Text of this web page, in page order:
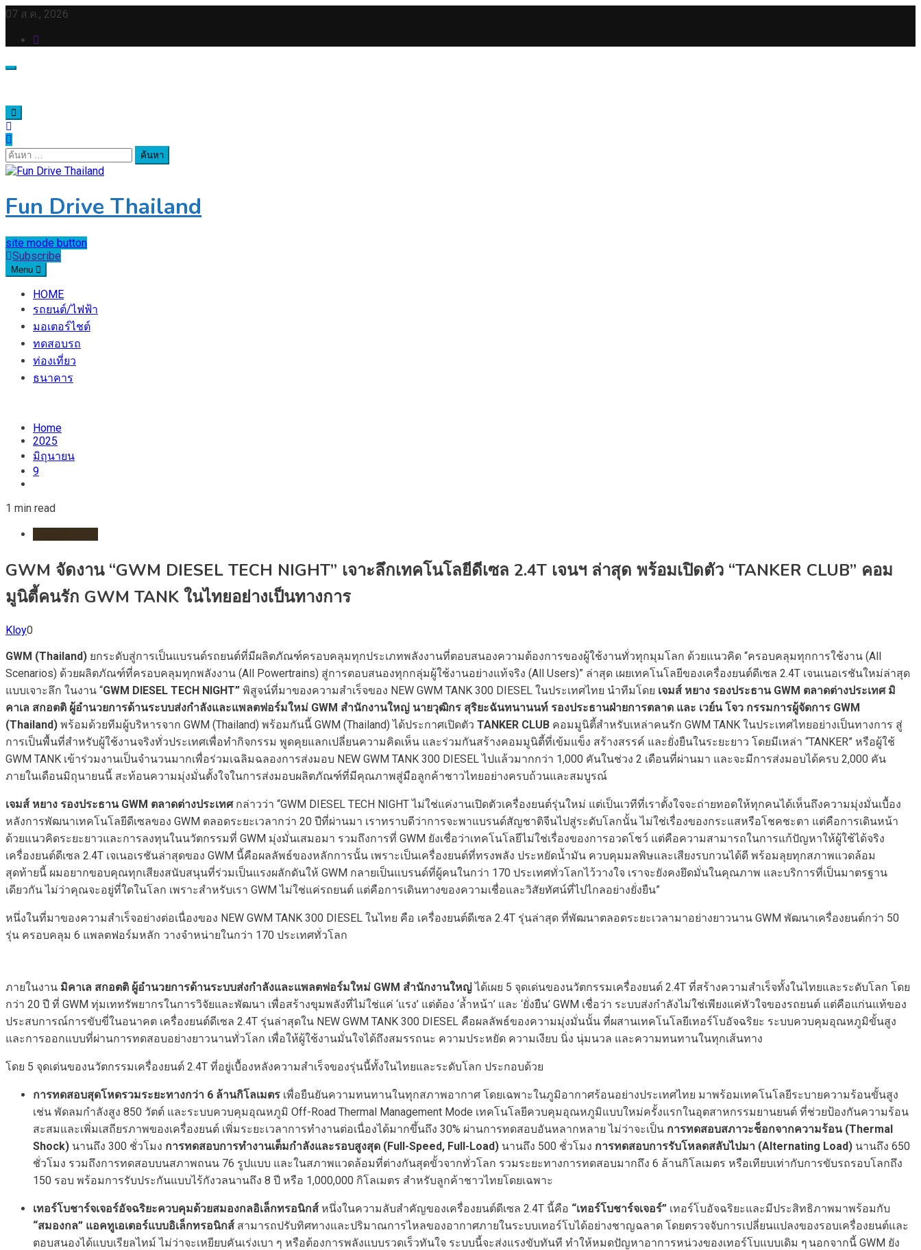
Skip
content
07 ส.ค., 2026
ค้นหา
สำหรับ:
Fun Drive Thailand
site mode button
Subscribe
Menu
HOME
รถยนต์/ไฟฟ้า
มอเตอร์ไชต์
ทดสอบรถ
ท่องเที่ยว
ธนาคาร
Home
2025
มิถุนายน
9
1 min read
GWM จัดงาน “GWM DIESEL TECH NIGHT” เจาะลึกเทคโนโลยีดีเซล 2.4T เจนฯ ล่าสุด พร้อมเปิดตัว “TANKER CLUB” คอม
มูนิตี้คนรัก GWM TANK ในไทยอย่างเป็นทางการ
Kloy0
GWM (Thailand) ยกระดับสู่การเป็นแบรนด์รถยนต์ที่มีผลิตภัณฑ์ครอบคลุมทุกประเภทพลังงานที่ตอบสนองความต้องการของผู้ใช้งานทั่วทุกมุมโลก ด้วยแนวคิด “ครอบคลุมทุกการใช้งาน (All
Scenarios) ด้วยผลิตภัณฑ์ที่ครอบคลุมทุกพลังงาน (All Powertrains) สู่การตอบสนองทุกกลุ่มผู้ใช้งานอย่างแท้จริง (All Users)” ล่าสุด เผยเทคโนโลยีของเครื่องยนต์ดีเซล 2.4T เจนเนอเรชันใหม่ล่าสุด
แบบเจาะลึก ในงาน “GWM DIESEL TECH NIGHT” พิสูจน์ที่มาของความสำเร็จของ NEW GWM TANK 300 DIESEL ในประเทศไทย นำทีมโดย เจมส์ หยาง รองประธานGWM ตลาดต่างประเทศ มิ
คาเล สกอตติ ผู้อำนวยการด้านระบบส่งกำลังและแพลตฟอร์มใหม่ GWM สำนักงานใหญ่ นายวุฒิกร สุริยะฉันทนานนท์ รองประธานฝ่ายการตลาด และ เวย์น โจว กรรมการผู้จัดการ GWM
(Thailand) พร้อมด้วยทีมผู้บริหารจาก GWM (Thailand) พร้อมกันนี้ GWM (Thailand) ได้ประกาศเปิดตัว TANKER CLUB คอมมูนิตี้สำหรับเหล่าคนรัก GWM TANK ในประเทศไทยอย่างเป็นทางการ สู่
การเป็นพื้นที่สำหรับผู้ใช้งานจริงทั่วประเทศเพื่อทำกิจกรรม พูดคุยแลกเปลี่ยนความคิดเห็น และร่วมกันสร้างคอมมูนิตี้ที่เข้มแข็ง สร้างสรรค์ และยั่งยืนในระยะยาว โดยมีเหล่า “TANKER” หรือผู้ใช้
GWM TANK เข้าร่วมงานเป็นจำนวนมากเพื่อร่วมเฉลิมฉลองการส่งมอบ NEW GWM TANK 300 DIESEL ไปแล้วมากกว่า 1,000 คันในช่วง 2 เดือนที่ผ่านมา และจะมีการส่งมอบได้ครบ 2,000 คัน
ภายในเดือนมิถุนายนนี้ สะท้อนความมุ่งมั่นตั้งใจในการส่งมอบผลิตภัณฑ์ที่มีคุณภาพสู่มือลูกค้าชาวไทยอย่างครบถ้วนและสมบูรณ์
เจมส์ หยาง รองประธานGWM ตลาดต่างประเทศกล่าวว่า “GWM DIESEL TECH NIGHT ไม่ใช่แค่งานเปิดตัวเครื่องยนต์รุ่นใหม่ แต่เป็นเวทีที่เราตั้งใจจะถ่ายทอดให้ทุกคนได้เห็นถึงความมุ่งมั่นเบื้อง
หลังการพัฒนาเทคโนโลยีดีเซลของ GWM ตลอดระยะเวลากว่า 20 ปีที่ผ่านมา เราทราบดีว่าการจะพาแบรนด์สัญชาติจีนไปสู่ระดับโลกนั้น ไม่ใช่เรื่องของกระแสหรือโชคชะตา แต่คือการเดินหน้า
ด้วยแนวคิดระยะยาวและการลงทุนในนวัตกรรมที่ GWM มุ่งมั่นเสมอมา รวมถึงการที่ GWM ยังเชื่อว่าเทคโนโลยีไม่ใช่เรื่องของการอวดโชว์ แต่คือความสามารถในการแก้ปัญหาให้ผู้ใช้ได้จริง
เครื่องยนต์ดีเซล 2.4T เจเนอเรชันล่าสุดของ GWM นี้คือผลลัพธ์ของหลักการนั้น เพราะเป็นเครื่องยนต์ที่ทรงพลัง ประหยัดน้ำมัน ควบคุมมลพิษและเสียงรบกวนได้ดี พร้อมลุยทุกสภาพแวดล้อม
สุดท้ายนี้ ผมอยากขอบคุณทุกเสียงสนับสนุนที่ร่วมเป็นแรงผลักดันให้ GWM กลายเป็นแบรนด์ที่ผู้คนในกว่า 170 ประเทศทั่วโลกไว้วางใจ เราจะยังคงยึดมั่นในคุณภาพ และบริการที่เป็นมาตรฐาน
เดียวกัน ไม่ว่าคุณจะอยู่ที่ใดในโลก เพราะสำหรับเรา GWM ไม่ใช่แค่รถยนต์ แต่คือการเดินทางของความเชื่อและวิสัยทัศน์ที่ไปไกลอย่างยั่งยืน”
หนึ่งในที่มาของความสำเร็จอย่างต่อเนื่องของ NEW GWM TANK 300 DIESEL ในไทย คือ เครื่องยนต์ดีเซล 2.4T รุ่นล่าสุด ที่พัฒนาตลอดระยะเวลามาอย่างยาวนาน GWM พัฒนาเครื่องยนต์กว่า 50
รุ่น ครอบคลุม 6 แพลตฟอร์มหลัก วางจำหน่ายในกว่า 170 ประเทศทั่วโลก
ภายในงาน มิคาเล สกอตติ ผู้อำนวยการด้านระบบส่งกำลังและแพลตฟอร์มใหม่ GWM สำนักงานใหญ่ได้เผย 5 จุดเด่นของนวัตกรรมเครื่องยนต์ 2.4T ที่สร้างความสำเร็จทั้งในไทยและระดับโลก โดย
กว่า 20 ปี ที่ GWM ทุ่มเททรัพยากรในการวิจัยและพัฒนา เพื่อสร้างขุมพลังที่ไม่ใช่แค่ ‘แรง’ แต่ต้อง ‘ล้ำหน้า’ และ ‘ยั่งยืน’ GWM เชื่อว่า ระบบส่งกำลังไม่ใช่เพียงแค่หัวใจของรถยนต์ แต่คือแก่นแท้ของ
ประสบการณ์การขับขี่ในอนาคต เครื่องยนต์ดีเซล 2.4T รุ่นล่าสุดใน NEW GWM TANK 300 DIESEL คือผลลัพธ์ของความมุ่งมั่นนั้น ที่ผสานเทคโนโลยีเทอร์โบอัจฉริยะ ระบบควบคุมอุณหภูมิขั้นสูง
และการออกแบบที่ผ่านการทดสอบอย่างยาวนานทั่วโลก เพื่อให้ผู้ใช้งานมั่นใจได้ถึงสมรรถนะ ความประหยัด ความเงียบ นิ่ง นุ่มนวล และความทนทานในทุกเส้นทาง
โดย 5 จุดเด่นของนวัตกรรมเครื่องยนต์ 2.4T ที่อยู่เบื้องหลังความสำเร็จของรุ่นนี้ทั้งในไทยและระดับโลก ประกอบด้วย
การทดสอบสุดโหดรวมระยะทางกว่า 6 ล้านกิโลเมตร เพื่อยืนยันความทนทานในทุกสภาพอากาศ โดยเฉพาะในภูมิอากาศร้อนอย่างประเทศไทย มาพร้อมเทคโนโลยีระบายความร้อนขั้นสูง
เช่น พัดลมกำลังสูง 850 วัตต์ และระบบควบคุมอุณหภูมิ Off-Road Thermal Management Mode เทคโนโลยีควบคุมอุณหภูมิแบบใหม่ครั้งแรกในอุตสาหกรรมยานยนต์ ที่ช่วยป้องกันความร้อน
สะสมและเพิ่มเสถียรภาพของเครื่องยนต์ เพิ่มระยะเวลาการทำงานต่อเนื่องได้มากขึ้นถึง 30% ผ่านการทดสอบอันหลากหลาย ไม่ว่าจะเป็น การทดสอบสภาวะช็อกจากความร้อน (Thermal
Shock) นานถึง 300 ชั่วโมง การทดสอบการทำงานเต็มกำลังและรอบสูงสุด (Full-Speed, Full-Load) นานถึง 500 ชั่วโมง การทดสอบการรับโหลดสลับไปมา (Alternating Load) นานถึง 650
ชั่วโมง รวมถึงการทดสอบบนสภาพถนน 76 รูปแบบ และในสภาพแวดล้อมที่ต่างกันสุดขั้วจากทั่วโลก รวมระยะทางการทดสอบมากถึง 6 ล้านกิโลเมตร หรือเทียบเท่ากับการขับรถรอบโลกถึง
150 รอบ พร้อมการรับประกันแบบไร้กังวลนานถึง 8 ปี หรือ 1,000,000 กิโลเมตร สำหรับลูกค้าชาวไทยโดยเฉพาะ
เทอร์โบชาร์จเจอร์อัจฉริยะควบคุมด้วยสมองกลอิเล็กทรอนิกส์ หนึ่งในความลับสำคัญของเครื่องยนต์ดีเซล 2.4T นี้คือ “เทอร์โบชาร์จเจอร์” เทอร์โบอัจฉริยะและมีประสิทธิภาพมาพร้อมกับ
“สมองกล” แอคทูเอเตอร์แบบอิเล็กทรอนิกส์ สามารถปรับทิศทางและปริมาณการไหลของอากาศภายในระบบเทอร์โบได้อย่างชาญฉลาด โดยตรวจจับการเปลี่ยนแปลงของรอบเครื่องยนต์และ
ตอบสนองได้แบบเรียลไทม์ ไม่ว่าจะเหยียบคันเร่งเบา ๆ หรือต้องการพลังแบบรวดเร็วทันใจ ระบบนี้จะส่งแรงขับทันที ทำให้หมดปัญหาอาการหน่วงของเทอร์โบแบบเดิม ๆ นอกจากนี้ GWM ยัง